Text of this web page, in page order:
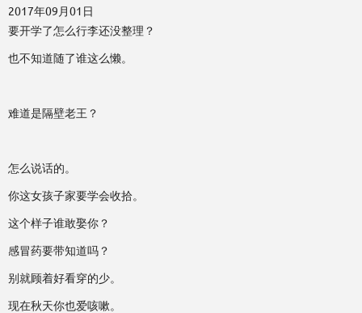
2017年09月01日
要开学了怎么行李还没整理？
也不知道随了谁这么懒。
难道是隔壁老王？
怎么说话的。
你这女孩子家要学会收拾。
这个样子谁敢娶你？
感冒药要带知道吗？
别就顾着好看穿的少。
现在秋天你也爱咳嗽。